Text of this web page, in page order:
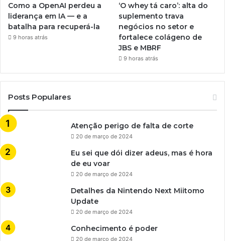
Como a OpenAI perdeu a
liderança em IA — e a
batalha para recuperá-la
9 horas atrás
‘O whey tá caro’: alta do
suplemento trava
negócios no setor e
fortalece colágeno de
JBS e MBRF
9 horas atrás
Posts Populares
Atenção perigo de falta de corte
20 de março de 2024
Eu sei que dói dizer adeus, mas é hora
de eu voar
20 de março de 2024
Detalhes da Nintendo Next Miitomo
Update
20 de março de 2024
Conhecimento é poder
20 de março de 2024